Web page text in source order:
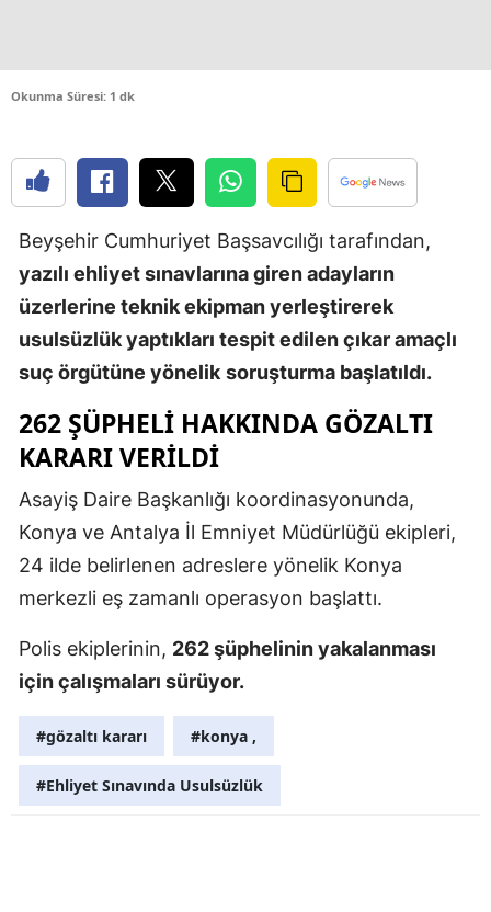
Gaziantep
Giresun
Hakkari
Hatay
Isparta
İstanbul
Kastamonu
Okunma Süresi: 1 dk
Beyşehir Cumhuriyet Başsavcılığı tarafından,
yazılı ehliyet sınavlarına giren adayların
üzerlerine teknik ekipman yerleştirerek
usulsüzlük yaptıkları tespit edilen çıkar amaçlı
suç örgütüne yönelik soruşturma başlatıldı.
262 ŞÜPHELI HAKKINDA GÖZALTI
KARARI VERILDI
Asayiş Daire Başkanlığı koordinasyonunda,
Konya ve Antalya İl Emniyet Müdürlüğü ekipleri,
24 ilde belirlenen adreslere yönelik Konya
merkezli eş zamanlı operasyon başlattı.
Polis ekiplerinin, 262 şüphelinin yakalanması
için çalışmaları sürüyor.
#gözaltı kararı #konya ,
#Ehliyet Sınavında Usulsüzlük